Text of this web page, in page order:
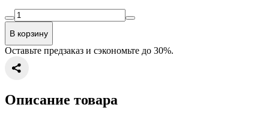
В корзину
Оставьте предзаказ и сэкономьте до 30%.
Описание товара